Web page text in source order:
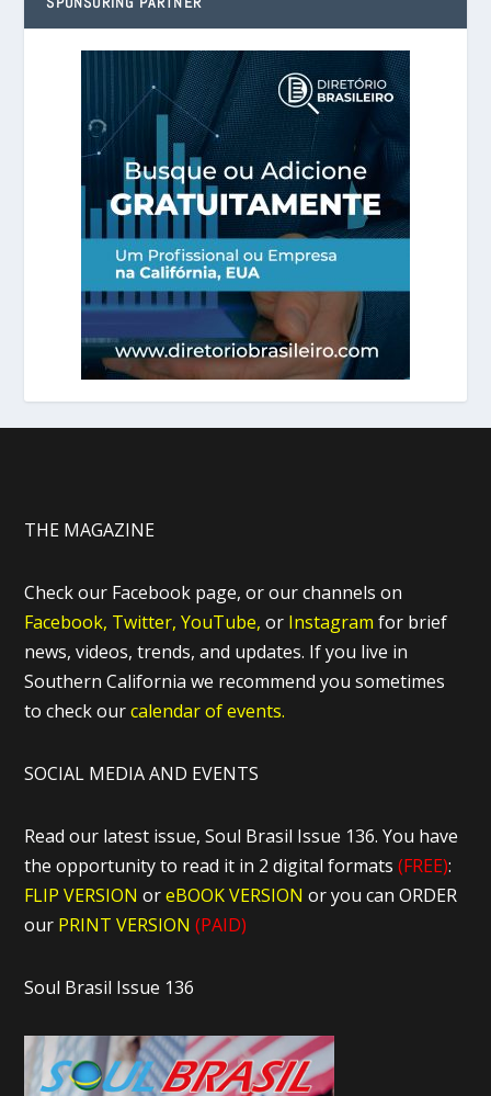
THE MAGAZINE
Check our Facebook page, or our channels on
Facebook, Twitter, YouTube, or Instagram for brief
news, videos, trends, and updates. If you live in
Southern California we recommend you sometimes
to check ourcalendar of events.
SOCIAL MEDIA AND EVENTS
Read our latest issue, Soul Brasil Issue 136. You have
the opportunity to read it in 2 digital formats(FREE):
FLIP VERSION oreBOOK VERSIONor you can ORDER
our PRINT VERSION (PAID)
Soul Brasil Issue 136